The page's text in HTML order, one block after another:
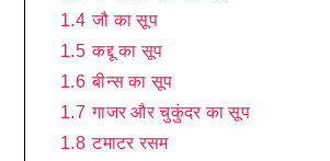
1.4 जौ का सूप
1.5 कद्दू का सूप
1.6 बीन्स का सूप
1.7 गाजर और चुकुंदर का सूप
1.8 टमाटर रसम